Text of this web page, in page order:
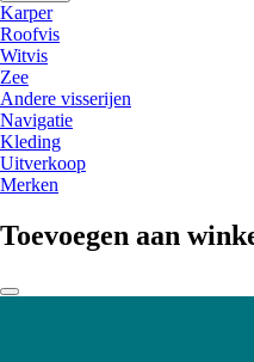
Karper
Roofvis
Witvis
Zee
Andere visserijen
Navigatie
Kleding
Uitverkoop
Merken
Toevoegen aan